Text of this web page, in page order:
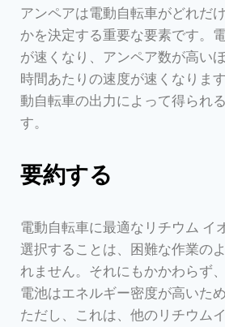
アンペアは電動自転車がどれだ
かを決定する重要な要素です。
が速くなり、アンペア数が高い
時間あたりの速度が速くなりま
動自転車の出力によって得られ
す。
要約する
電動自転車に最適なリチウム イ
選択することは、困難な作業の
れません。それにもかかわらず
電池はエネルギー密度が高いた
ただし、これは、他のリチウム